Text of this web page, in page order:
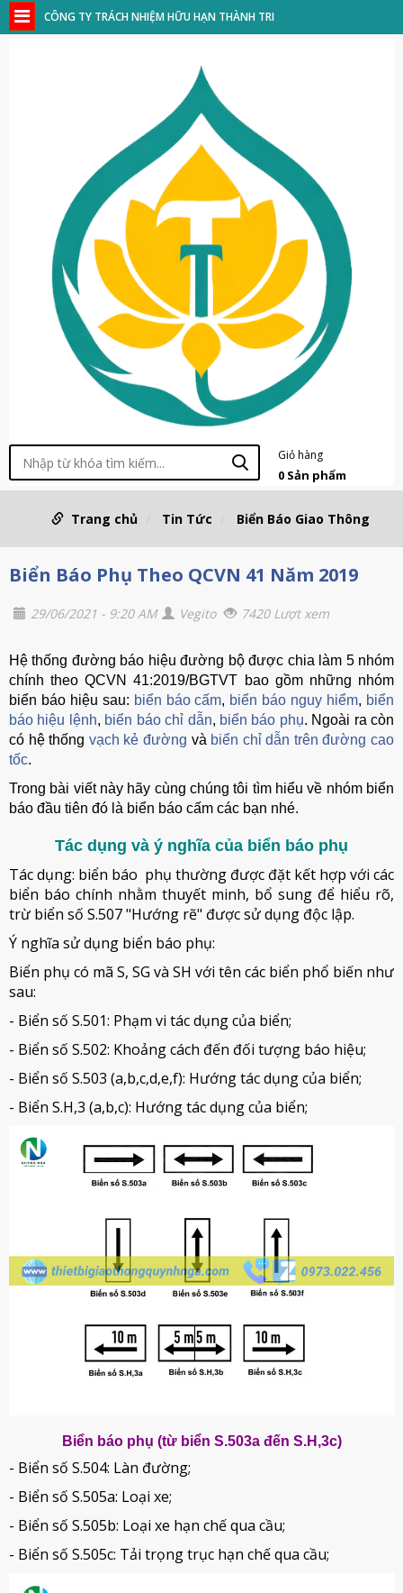
CÔNG TY TRÁCH NHIỆM HỮU HẠN THÀNH TRI
Giỏ hàng
0 Sản phẩm
Trang chủ Tin Tức Biển Báo Giao Thông
Biển Báo Phụ Theo QCVN 41 Năm 2019
29/06/2021 - 9:20 AM Vegito 7420 Lượt xem
Hệ thống đường báo hiệu đường bộ được chia làm 5 nhóm
chính theo QCVN 41:2019/BGTVT bao gồm những nhóm
biển báo hiệu sau: biển báo cấm, biển báo nguy hiểm, biển
báo hiệu lệnh, biển báo chỉ dẫn, biển báo phụ. Ngoài ra còn
có hệ thống vạch kẻ đường và biển chỉ dẫn trên đường cao
tốc.
Trong bài viết này hãy cùng chúng tôi tìm hiểu về nhóm biển
báo đầu tiên đó là biển báo cấm các bạn nhé.
Tác dụng và ý nghĩa của biển báo phụ
Tác dụng: biển báo phụ thường được đặt kết hợp với các
biển báo chính nhằm thuyết minh, bổ sung để hiểu rõ,
trừ biển số S.507 "Hướng rẽ" được sử dụng độc lập.
Ý nghĩa sử dụng biển báo phụ:
Biển phụ có mã S, SG và SH với tên các biển phổ biến như
sau:
- Biển số S.501: Phạm vi tác dụng của biển;
- Biển số S.502: Khoảng cách đến đối tượng báo hiệu;
- Biển số S.503 (a,b,c,d,e,f): Hướng tác dụng của biển;
- Biển S.H,3 (a,b,c): Hướng tác dụng của biển;
Biển báo phụ (từ biển S.503a đến S.H,3c)
- Biển số S.504: Làn đường;
- Biển số S.505a: Loại xe;
- Biển số S.505b: Loại xe hạn chế qua cầu;
- Biển số S.505c: Tải trọng trục hạn chế qua cầu;